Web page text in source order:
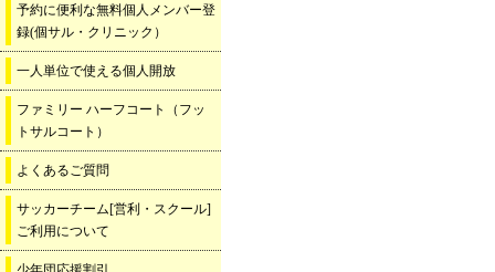
予約に便利な無料個人メンバー登
録(個サル・クリニック）
一人単位で使える個人開放
ファミリー ハーフコート（フッ
トサルコート）
よくあるご質問
サッカーチーム[営利・スクール]
ご利用について